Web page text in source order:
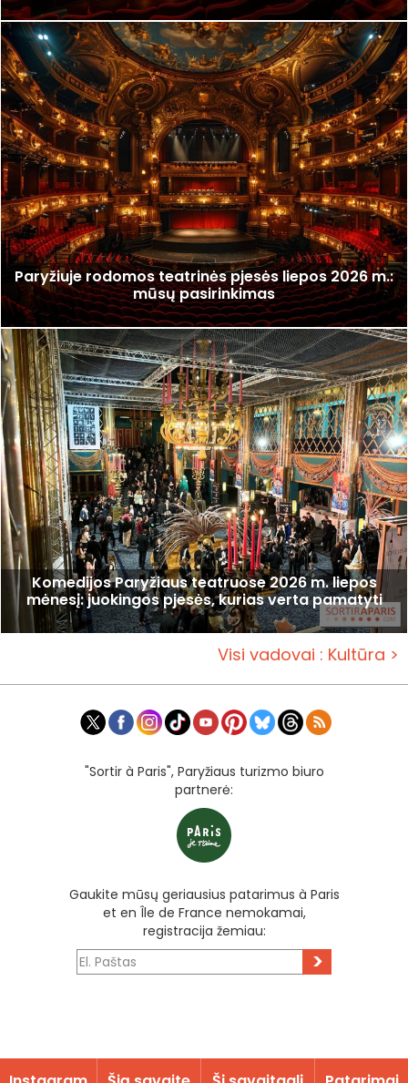
Paryžiuje rodomos teatrinės pjesės liepos 2026 m.:
mūsų pasirinkimas
Komedijos Paryžiaus teatruose 2026 m. liepos
mėnesį: juokingos pjesės, kurias verta pamatyti
Visi vadovai : Kultūra >
"Sortir à Paris", Paryžiaus turizmo biuro
partnerė:
Gaukite mūsų geriausius patarimus à Paris
et en Île de France nemokamai,
registracija žemiau:
>